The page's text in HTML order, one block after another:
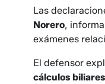
Las
Norero,
exámenes
El defensor
cálculos biliares